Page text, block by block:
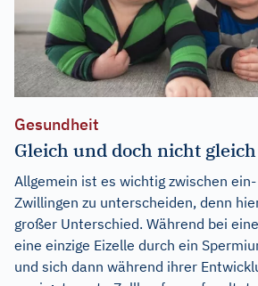
Gesundheit
Gleich und doch nicht
Allgemein ist es wichtig zwischen
Zwillingen zu unterscheiden, denn
großer Unterschied. Während bei
eine einzige Eizelle durch ein
und sich dann während ihrer